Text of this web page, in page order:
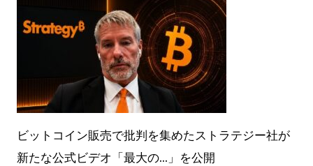
ビットコイン販売で批判を集めたストラテジー社が
新たな公式ビデオ「最大の…」を公開